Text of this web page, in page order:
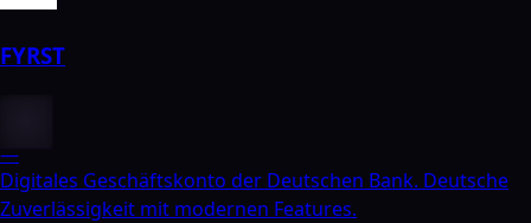
FYRST
—
Digitales Geschäftskonto der Deutschen Bank. Deutsche
Zuverlässigkeit mit modernen Features.